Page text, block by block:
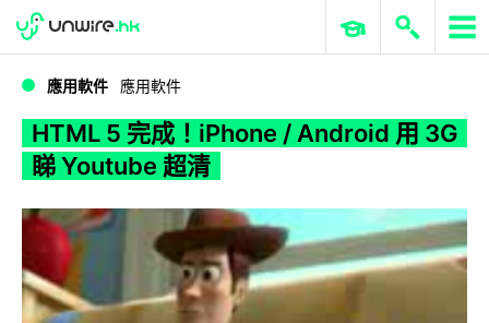
WWDC 2026 ERP 與商業 AI
應用軟件 應用軟件
HTML 5 完成！iPhone / Android 用 3G
睇 Youtube 超清